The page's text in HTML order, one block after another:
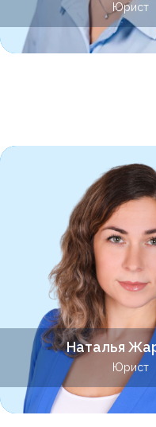
Юрист
Специализируется в
договорного,
налогового, трудового
проведении
Участие в судах по
гражданским и
Юрист
Наталья